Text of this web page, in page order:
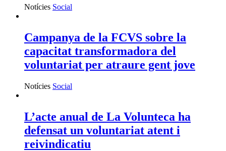
Notícies Social
Campanya de la FCVS sobre la
capacitat transformadora del
voluntariat per atraure gent jove
Notícies Social
L’acte anual de La Volunteca ha
defensat un voluntariat atent i
reivindicatiu